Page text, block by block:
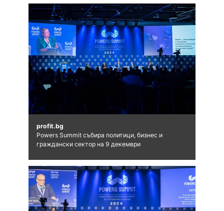
profit.bg
Powers Summit събира политици, бизнес и
граждански сектор на 9 декември